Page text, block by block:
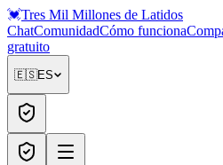
💓Tres Mil Millones de Latidos
ChatComunidadCómo funciona
gratuito
🇪🇸ES